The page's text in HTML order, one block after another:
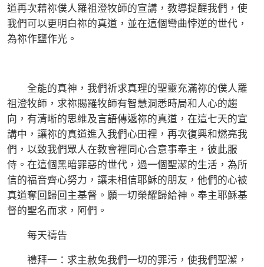
道再次藉祢僕人羅祖澄牧師的宣講，教導提醒我們，使
我們可以更明白祢的真道，並在這個彎曲悖逆的世代，
為祢作鹽作光。
全能的真神，我們祈求真理的聖靈充滿祢的僕人羅
祖澄牧師，求祢賜羅牧師有智慧洞悉時局和人心的趨
向，有清晰的思維及言語傳遞祢的真道，在這七天的宣
講中，讓祢的真道進入我們心田裡，再次復興和燃亮我
們，以致我們眾人在教會裡同心合意事奉主，彼此服
侍。在這個黑暗罪惡的世代，過一個聖潔的生活，為所
信的福音齊心努力，讓未相信耶穌的朋友，他們的心被
真道奪回歸回主基督。願一切榮耀歸給神。奉主耶穌基
督的聖名而求，阿們。
每天禱告
禮拜一：求主赦免我們一切的罪污，使我們聖潔，